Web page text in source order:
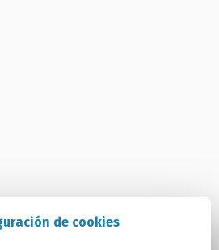
de cookies